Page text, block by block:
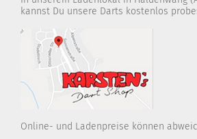
kannst Du unsere Darts kostenlos
Online- und Ladenpreise können